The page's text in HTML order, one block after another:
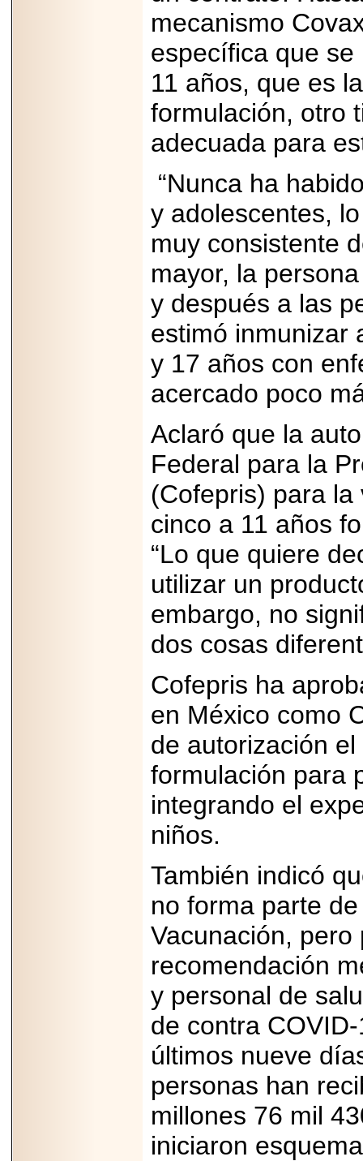
mecanismo
específica que
11 años, que es
formulación, otro
adecuada para
“Nunca ha
y adolescentes,
muy consistente
mayor, la
y después a las
estimó inmunizar
y 17 años con
acercado poco
Aclaró que la
Federal para la
(Cofepris) para
cinco a 11 años
“Lo que quiere
utilizar un
embargo, no
dos cosas
Cofepris ha
en México como
de autorización
formulación para
integrando el
niños.
También indicó
no forma parte
Vacunación,
recomendación
y personal de
de contra
últimos nueve
personas han
millones 76 mil
iniciaron